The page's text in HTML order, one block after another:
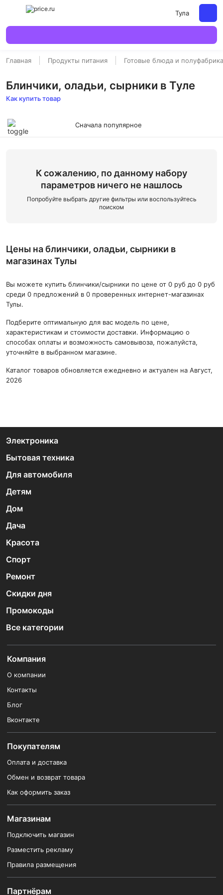
Тула
Главная Продукты питания Готовые блюда и
Блинчики, оладьи, сырники в Туле
Как купить товар
Сначала популярное
К сожалению, по данному набору
параметров ничего не нашлось
Попробуйте выбрать другие фильтры или воспользуйтесь
поиском
Цены на блинчики, оладьи, сырники в
магазинах Тулы
Вы можете купить блинчики/сырники по цене от 0 руб до 0 руб
среди 0 предложений в 0 проверенных интернет-магазинах
Тулы.
Подберите оптимальную для вас модель по цене,
характеристикам и стоимости доставки. Информацию о
способах оплаты и возможность самовывоза, пожалуйста,
уточняйте в выбранном магазине.
Каталог товаров обновляется ежедневно и актуален на Август,
2026
Электроника
Бытовая техника
Для автомобиля
Детям
Дом
Дача
Красота
Спорт
Ремонт
Скидки дня
Промокоды
Все категории
Компания
О компании
Контакты
Блог
Вконтакте
Покупателям
Оплата и доставка
Обмен и возврат товара
Как оформить заказ
Магазинам
Подключить магазин
Разместить рекламу
Правила размещения
Партнёрам